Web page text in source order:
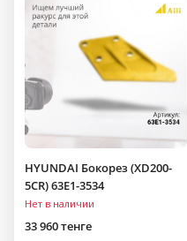
HYUNDAI Бокорез (XD200-
5CR) 63E1-3534
Нет в наличии
33 960 тенге